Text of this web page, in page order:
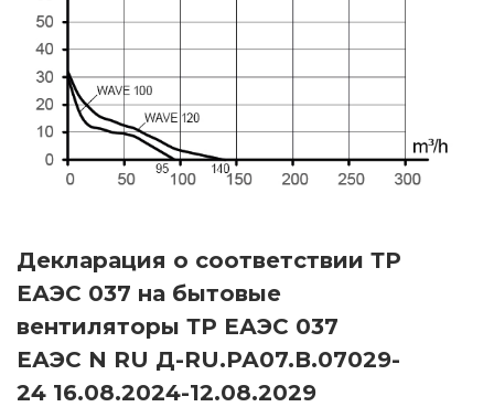
Декларация о соответствии ТР
ЕАЭС 037 на бытовые
вентиляторы ТР ЕАЭС 037
ЕАЭС N RU Д-RU.РА07.В.07029-
24 16.08.2024-12.08.2029